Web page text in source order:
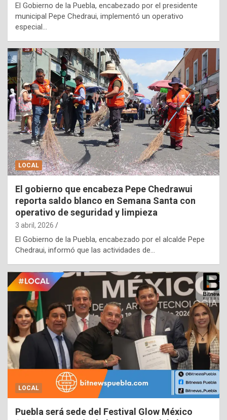
El Gobierno de la Puebla, encabezado por el presidente
municipal Pepe Chedraui, implementó un operativo
especial…
LOCAL
El gobierno que encabeza Pepe Chedrawui
reporta saldo blanco en Semana Santa con
operativo de seguridad y limpieza
3 abril, 2026
El Gobierno de la Puebla, encabezado por el alcalde Pepe
Chedraui, informó que las actividades de…
LOCAL
Puebla será sede del Festival Glow México